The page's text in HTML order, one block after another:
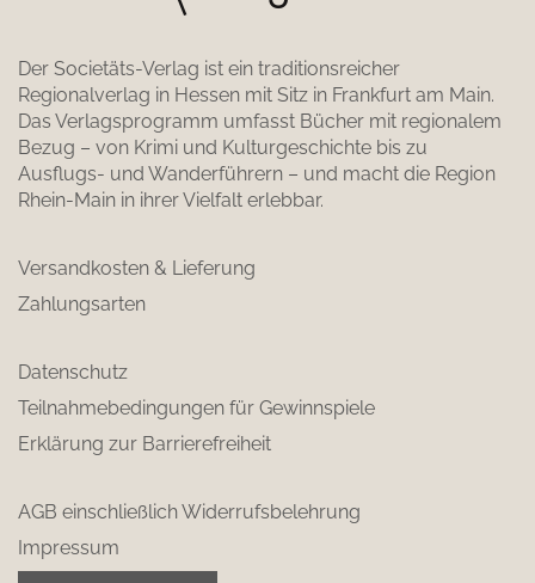
Der Societäts-Verlag ist ein traditionsreicher
Regionalverlag in Hessen mit Sitz in Frankfurt am Main.
Das Verlagsprogramm umfasst Bücher mit regionalem
Bezug – von Krimi und Kulturgeschichte bis zu
Ausflugs- und Wanderführern – und macht die Region
Rhein-Main in ihrer Vielfalt erlebbar.
Versandkosten & Lieferung
Zahlungsarten
Datenschutz
Teilnahmebedingungen für Gewinnspiele
Erklärung zur Barrierefreiheit
AGB einschließlich Widerrufsbelehrung
Impressum